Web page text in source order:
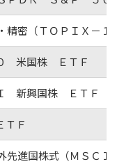
密（ＴＯＰＩＸ－１
米国株 ＥＴＦ
新興国株 ＥＴＦ
Ｆ
先進国株式（ＭＳＣＩ